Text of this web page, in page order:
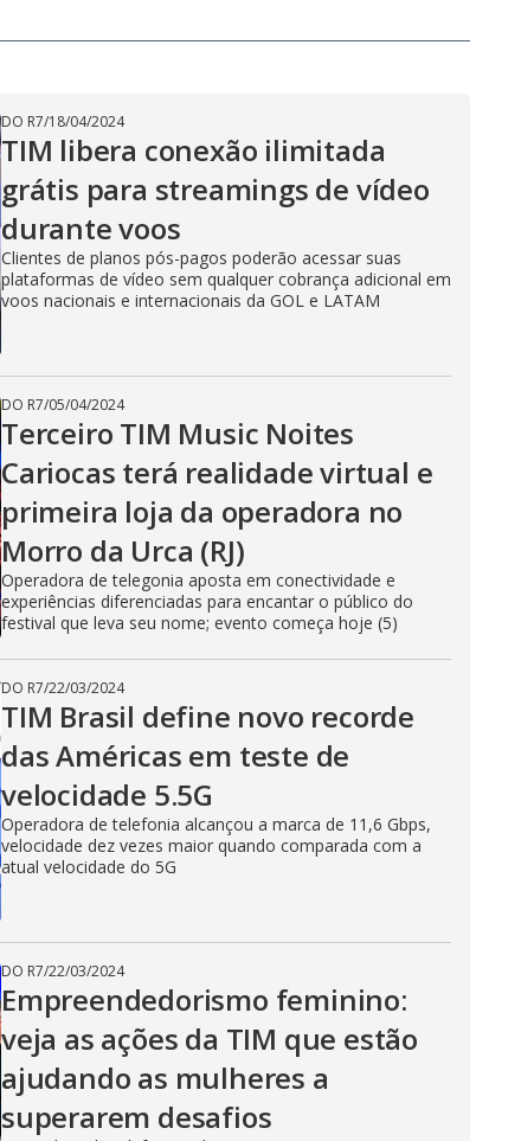
DO R7/18/04/2024
TIM libera conexão ilimitada
grátis para streamings de vídeo
durante voos
Clientes de planos pós-pagos poderão acessar suas
plataformas de vídeo sem qualquer cobrança adicional em
voos nacionais e internacionais da GOL e LATAM
DO R7/05/04/2024
Terceiro TIM Music Noites
Cariocas terá realidade virtual e
primeira loja da operadora no
Morro da Urca (RJ)
Operadora de telegonia aposta em conectividade e
experiências diferenciadas para encantar o público do
festival que leva seu nome; evento começa hoje (5)
DO R7/22/03/2024
TIM Brasil define novo recorde
das Américas em teste de
velocidade 5.5G
Operadora de telefonia alcançou a marca de 11,6 Gbps,
velocidade dez vezes maior quando comparada com a
atual velocidade do 5G
DO R7/22/03/2024
Empreendedorismo feminino:
veja as ações da TIM que estão
ajudando as mulheres a
superarem desafios